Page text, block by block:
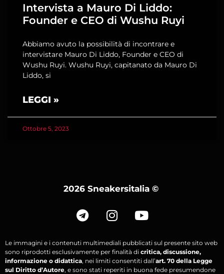
Intervista a Mauro Di Liddo:
Founder e CEO di Wushu Ruyi
Abbiamo avuto la possibilità di incontrare e
intervistare Mauro Di Liddo, Founder e CEO di
Wushu Ruyi. Wushu Ruyi, capitanato da Mauro Di
Liddo, si
LEGGI »
Ottobre 5, 2023
2026 Sneakersitalia ©
Le immagini e i contenuti multimediali pubblicati sul presente sito web
sono riprodotti esclusivamente per finalità di critica, discussione,
informazione o didattica, nei limiti consentiti dall’art. 70 della Legge
sul Diritto d’Autore, e sono stati reperiti in buona fede presumendone